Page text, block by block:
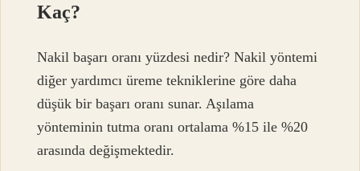
Kaç?
Nakil başarı oranı yüzdesi nedir? Nakil yöntemi
diğer yardımcı üreme tekniklerine göre daha
düşük bir başarı oranı sunar. Aşılama
yönteminin tutma oranı ortalama %15 ile %20
arasında değişmektedir.